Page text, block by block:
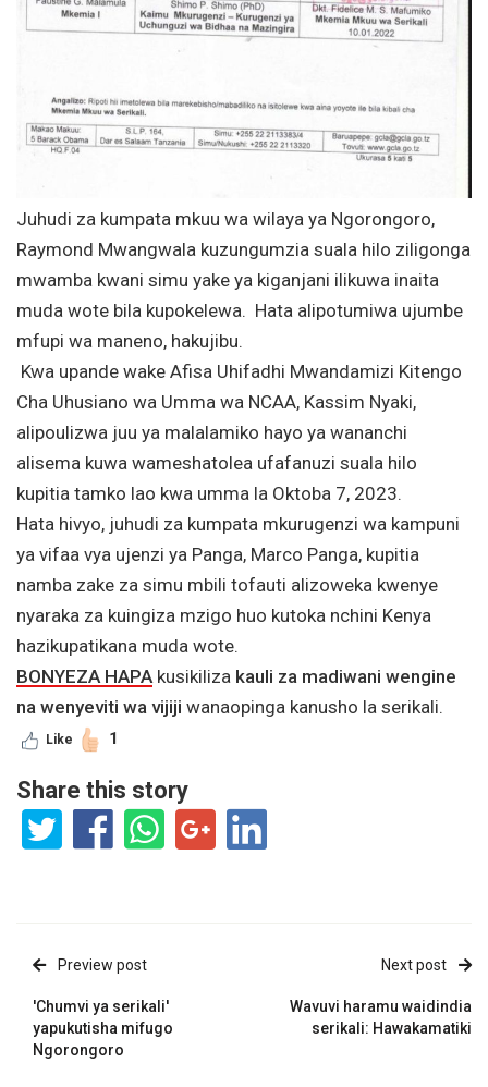
Juhudi za kumpata mkuu wa wilaya ya Ngorongoro,
Raymond Mwangwala kuzungumzia suala hilo ziligonga
mwamba kwani simu yake ya kiganjani ilikuwa inaita
muda wote bila kupokelewa. Hata alipotumiwa ujumbe
mfupi wa maneno, hakujibu.
Kwa upande wake Afisa Uhifadhi Mwandamizi Kitengo
Cha Uhusiano wa Umma wa NCAA, Kassim Nyaki,
alipoulizwa juu ya malalamiko hayo ya wananchi
alisema kuwa wameshatolea ufafanuzi suala hilo
kupitia tamko lao kwa umma la Oktoba 7, 2023.
Hata hivyo, juhudi za kumpata mkurugenzi wa kampuni
ya vifaa vya ujenzi ya Panga, Marco Panga, kupitia
namba zake za simu mbili tofauti alizoweka kwenye
nyaraka za kuingiza mzigo huo kutoka nchini Kenya
hazikupatikana muda wote.
BONYEZA HAPAkusikiliza kauli za madiwani wengine
na wenyeviti wa vijiji wanaopinga kanusho la serikali.
Like 1
Share this story
Preview post
'Chumvi ya serikali'
yapukutisha mifugo
Ngorongoro
Next post
Wavuvi haramu waidindia
serikali: Hawakamatiki